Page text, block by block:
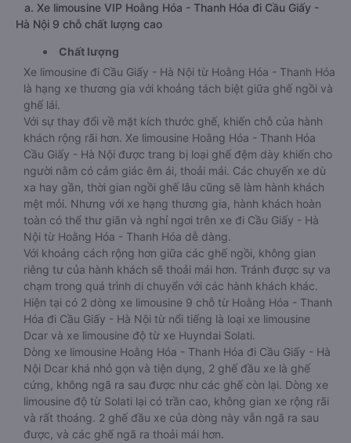
a. Xe limousine VIP Hoằng Hóa - Thanh Hóa đi Cầu Giấy -
Hà Nội 9 chỗ chất lượng cao
Chất lượng
Xe limousine đi Cầu Giấy - Hà Nội từ Hoằng Hóa - Thanh Hóa
là hạng xe thương gia với khoảng tách biệt giữa ghế ngồi và
ghế lái.
Với sự thay đổi về mặt kích thước ghế, khiến chỗ của hành
khách rộng rãi hơn. Xe limousine Hoằng Hóa - Thanh Hóa
Cầu Giấy - Hà Nội được trang bị loại ghế đệm dày khiến cho
người nằm có cảm giác êm ái, thoải mái. Các chuyến xe dù
xa hay gần, thời gian ngồi ghế lâu cũng sẽ làm hành khách
mệt mỏi. Nhưng với xe hạng thương gia, hành khách hoàn
toàn có thể thư giãn và nghỉ ngơi trên xe đi Cầu Giấy - Hà
Nội từ Hoằng Hóa - Thanh Hóa dễ dàng.
Với khoảng cách rộng hơn giữa các ghế ngồi, không gian
riêng tư của hành khách sẽ thoải mái hơn. Tránh được sự va
chạm trong quá trình di chuyển với các hành khách khác.
Hiện tại có 2 dòng xe limousine 9 chỗ từ Hoằng Hóa - Thanh
Hóa đi Cầu Giấy - Hà Nội từ nổi tiếng là loại xe limousine
Dcar và xe limousine độ từ xe Huyndai Solati.
Dòng xe limousine Hoằng Hóa - Thanh Hóa đi Cầu Giấy - Hà
Nội Dcar khá nhỏ gọn và tiện dụng, 2 ghế đầu xe là ghế
cứng, không ngã ra sau được như các ghế còn lại. Dòng xe
limousine độ từ Solati lại có trần cao, không gian xe rộng rãi
và rất thoáng. 2 ghế đầu xe của dòng này vẫn ngã ra sau
được, và các ghế ngã ra thoải mái hơn.